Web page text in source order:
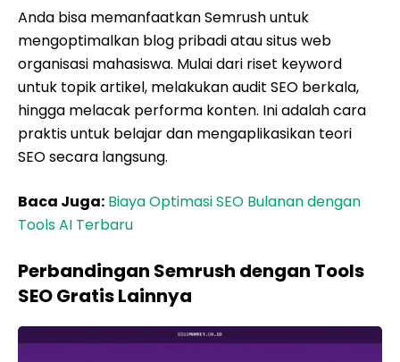
Anda bisa memanfaatkan Semrush untuk
mengoptimalkan blog pribadi atau situs web
organisasi mahasiswa. Mulai dari riset keyword
untuk topik artikel, melakukan audit SEO berkala,
hingga melacak performa konten. Ini adalah cara
praktis untuk belajar dan mengaplikasikan teori
SEO secara langsung.
Baca Juga: Biaya Optimasi SEO Bulanan dengan
Tools AI Terbaru
Perbandingan Semrush dengan Tools
SEO Gratis Lainnya